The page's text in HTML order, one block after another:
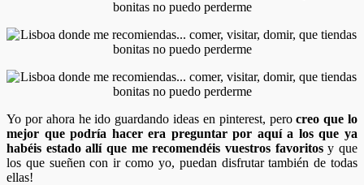
Yo por ahora he ido guardando ideas en pinterest, perocreo que lo
mejor que podría hacer era preguntar por aquí a los que ya
habéis estado allí que me recomendéis vuestros favoritosy que
los que sueñen con ir como yo, puedan disfrutar también de todas
ellas!